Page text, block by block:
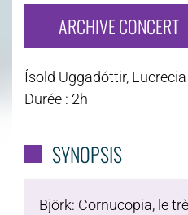
ARCHIVE CONCERT
Ísold Uggadóttir,
Durée : 2h
SYNOPSIS
Björk: Cornucopia, le